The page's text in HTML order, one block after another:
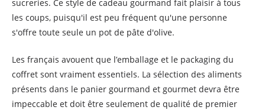
sucreries. Ce style de cadeau gourmand fait plaisir à tous
les coups, puisqu'il est peu fréquent qu'une personne
s'offre toute seule un pot de pâte d'olive.
Les français avouent que l’emballage et le packaging du
coffret sont vraiment essentiels. La sélection des aliments
présents dans le panier gourmand et gourmet devra être
impeccable et doit être seulement de qualité de premier